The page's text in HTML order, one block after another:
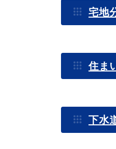
高齢者・
2020年4月1日
宅地
住ま
下水